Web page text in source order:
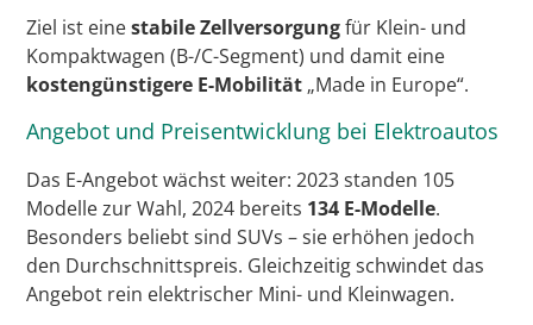
Ziel ist einestabile Zellversorgungfür Klein- und
Kompaktwagen (B-/C-Segment) und damit eine
kostengünstigere E-Mobilität„Made in Europe“.
Angebot und Preisentwicklung bei Elektroautos
Das E-Angebot wächst weiter: 2023 standen 105
Modelle zur Wahl, 2024 bereits 134 E-Modelle.
Besonders beliebt sind SUVs – sie erhöhen jedoch
den Durchschnittspreis. Gleichzeitig schwindet das
Angebot rein elektrischer Mini- und Kleinwagen.